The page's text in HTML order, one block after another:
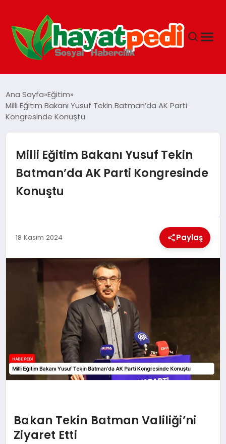
YAŞAM
GUNCEL
SAĞLIK
BESLENME
Ana Sayfa Eğitim
Milli Eğitim Bakanı Yusuf Tekin Batman’da AK Parti
Kongresinde Konuştu
Milli Eğitim Bakanı Yusuf Tekin
Batman’da AK Parti Kongresinde
Konuştu
18 Kasım 2024 Paylaş
Bakan Tekin Batman Valiliği’ni
Ziyaret Etti